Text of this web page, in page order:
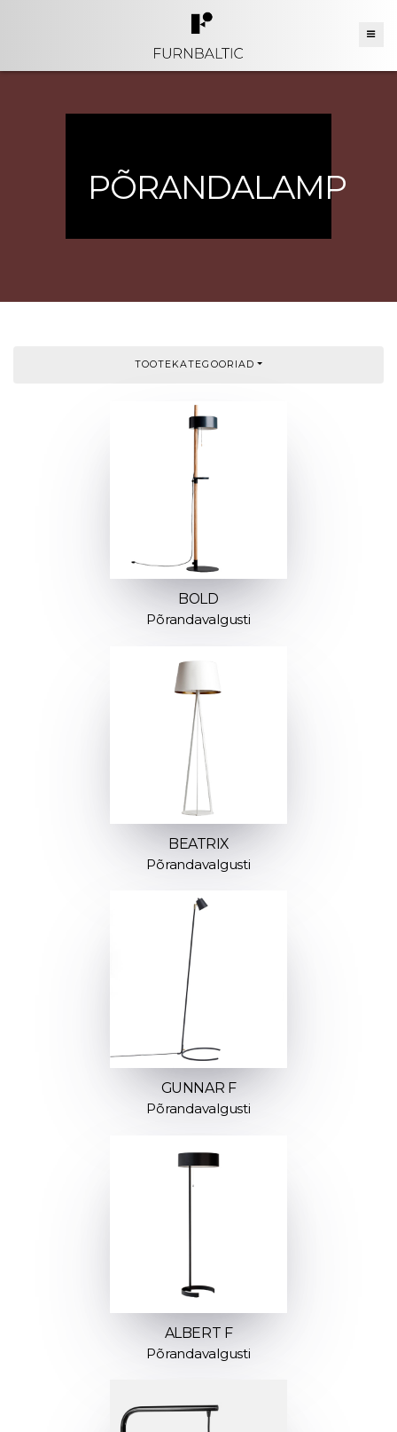
PÕRANDALAMP
TOOTEKATEGOORIAD
BOLD
Põrandavalgusti
BEATRIX
Põrandavalgusti
GUNNAR F
Põrandavalgusti
ALBERT F
Põrandavalgusti